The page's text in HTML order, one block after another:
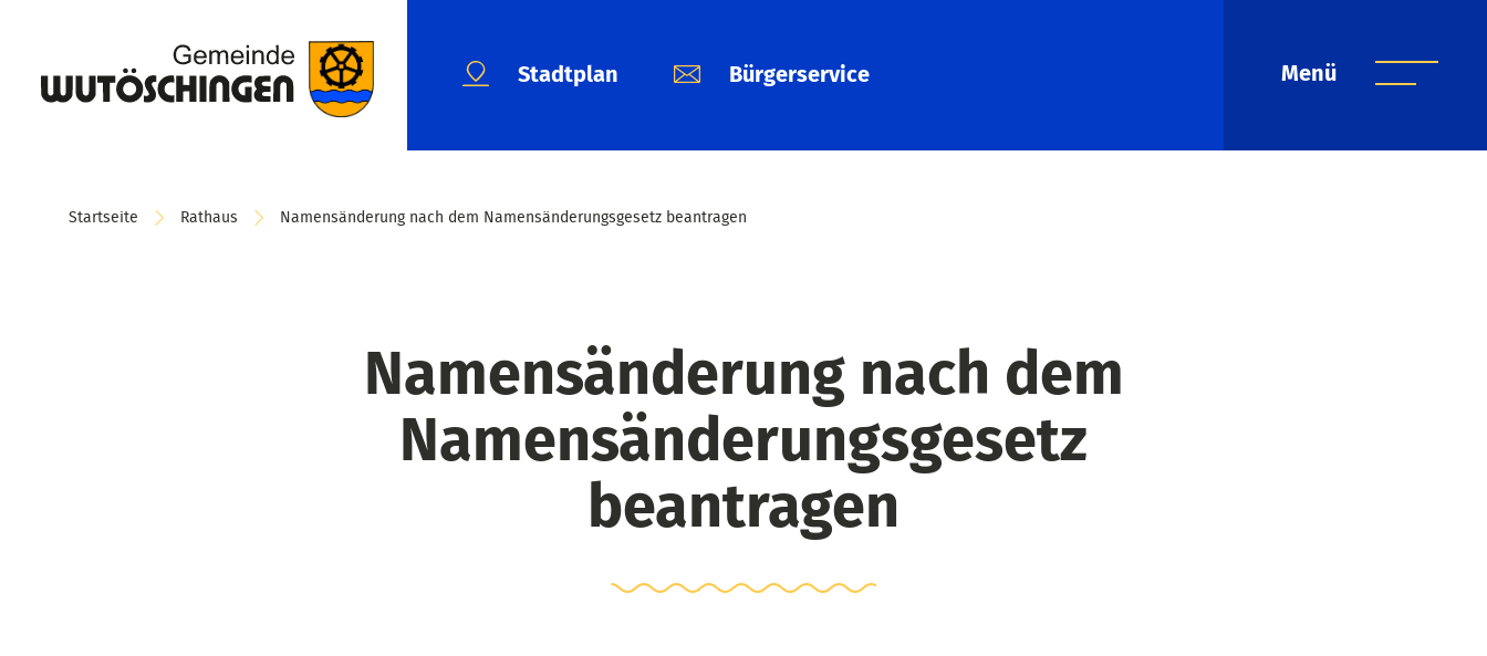
Stadtplan Bürgerservice Menü
Startseite Rathaus Namensänderung nach dem Namensänderungsgesetz beantragen
Namensänderung nach dem
Namensänderungsgesetz
beantragen